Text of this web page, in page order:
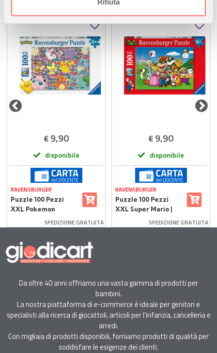
nostri partner che si occupano di analisi dei dati web,
pubblicità e social media, i quali potrebbero combinarle
con altre informazioni che ha fornito loro o che hanno
raccolto dal suo utilizzo dei loro servizi.
Rifiuta
€9,90
disponibile
RAVENSBURGER
Puzzle 100 Pezzi
XXL Pokemon
SPEDIZIONE GRATUITA
€9,90
disponibile
RAVENSBURGER
Puzzle 100 Pezzi
XXL Super Mario |
SPEDIZIONE GRATUITA
Da oltre 40 anni offriamo una vasta gamma di prodotti per
bambini.
La nostra piattaforma di e-commerce è ideale per genitori e
specialisti alla ricerca di giocattoli, articoli per l'infanzia, cancelleria e
arredi.
Con migliaia di prodotti disponibili, forniamo prodotti di qualità per
soddisfare le esigenze dei clienti.